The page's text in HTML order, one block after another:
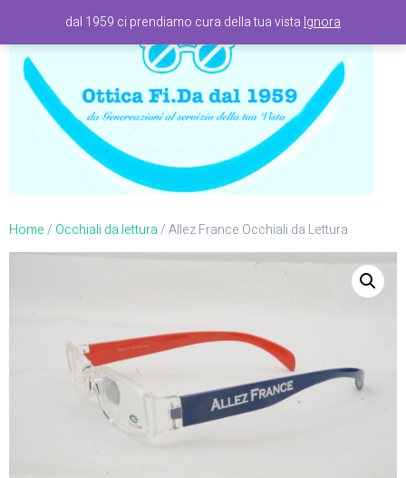
Home/ Occhiali da lettura/ Allez France Occhiali da Lettura
dal 1959 ci prendiamo cura della tua vista Ignora